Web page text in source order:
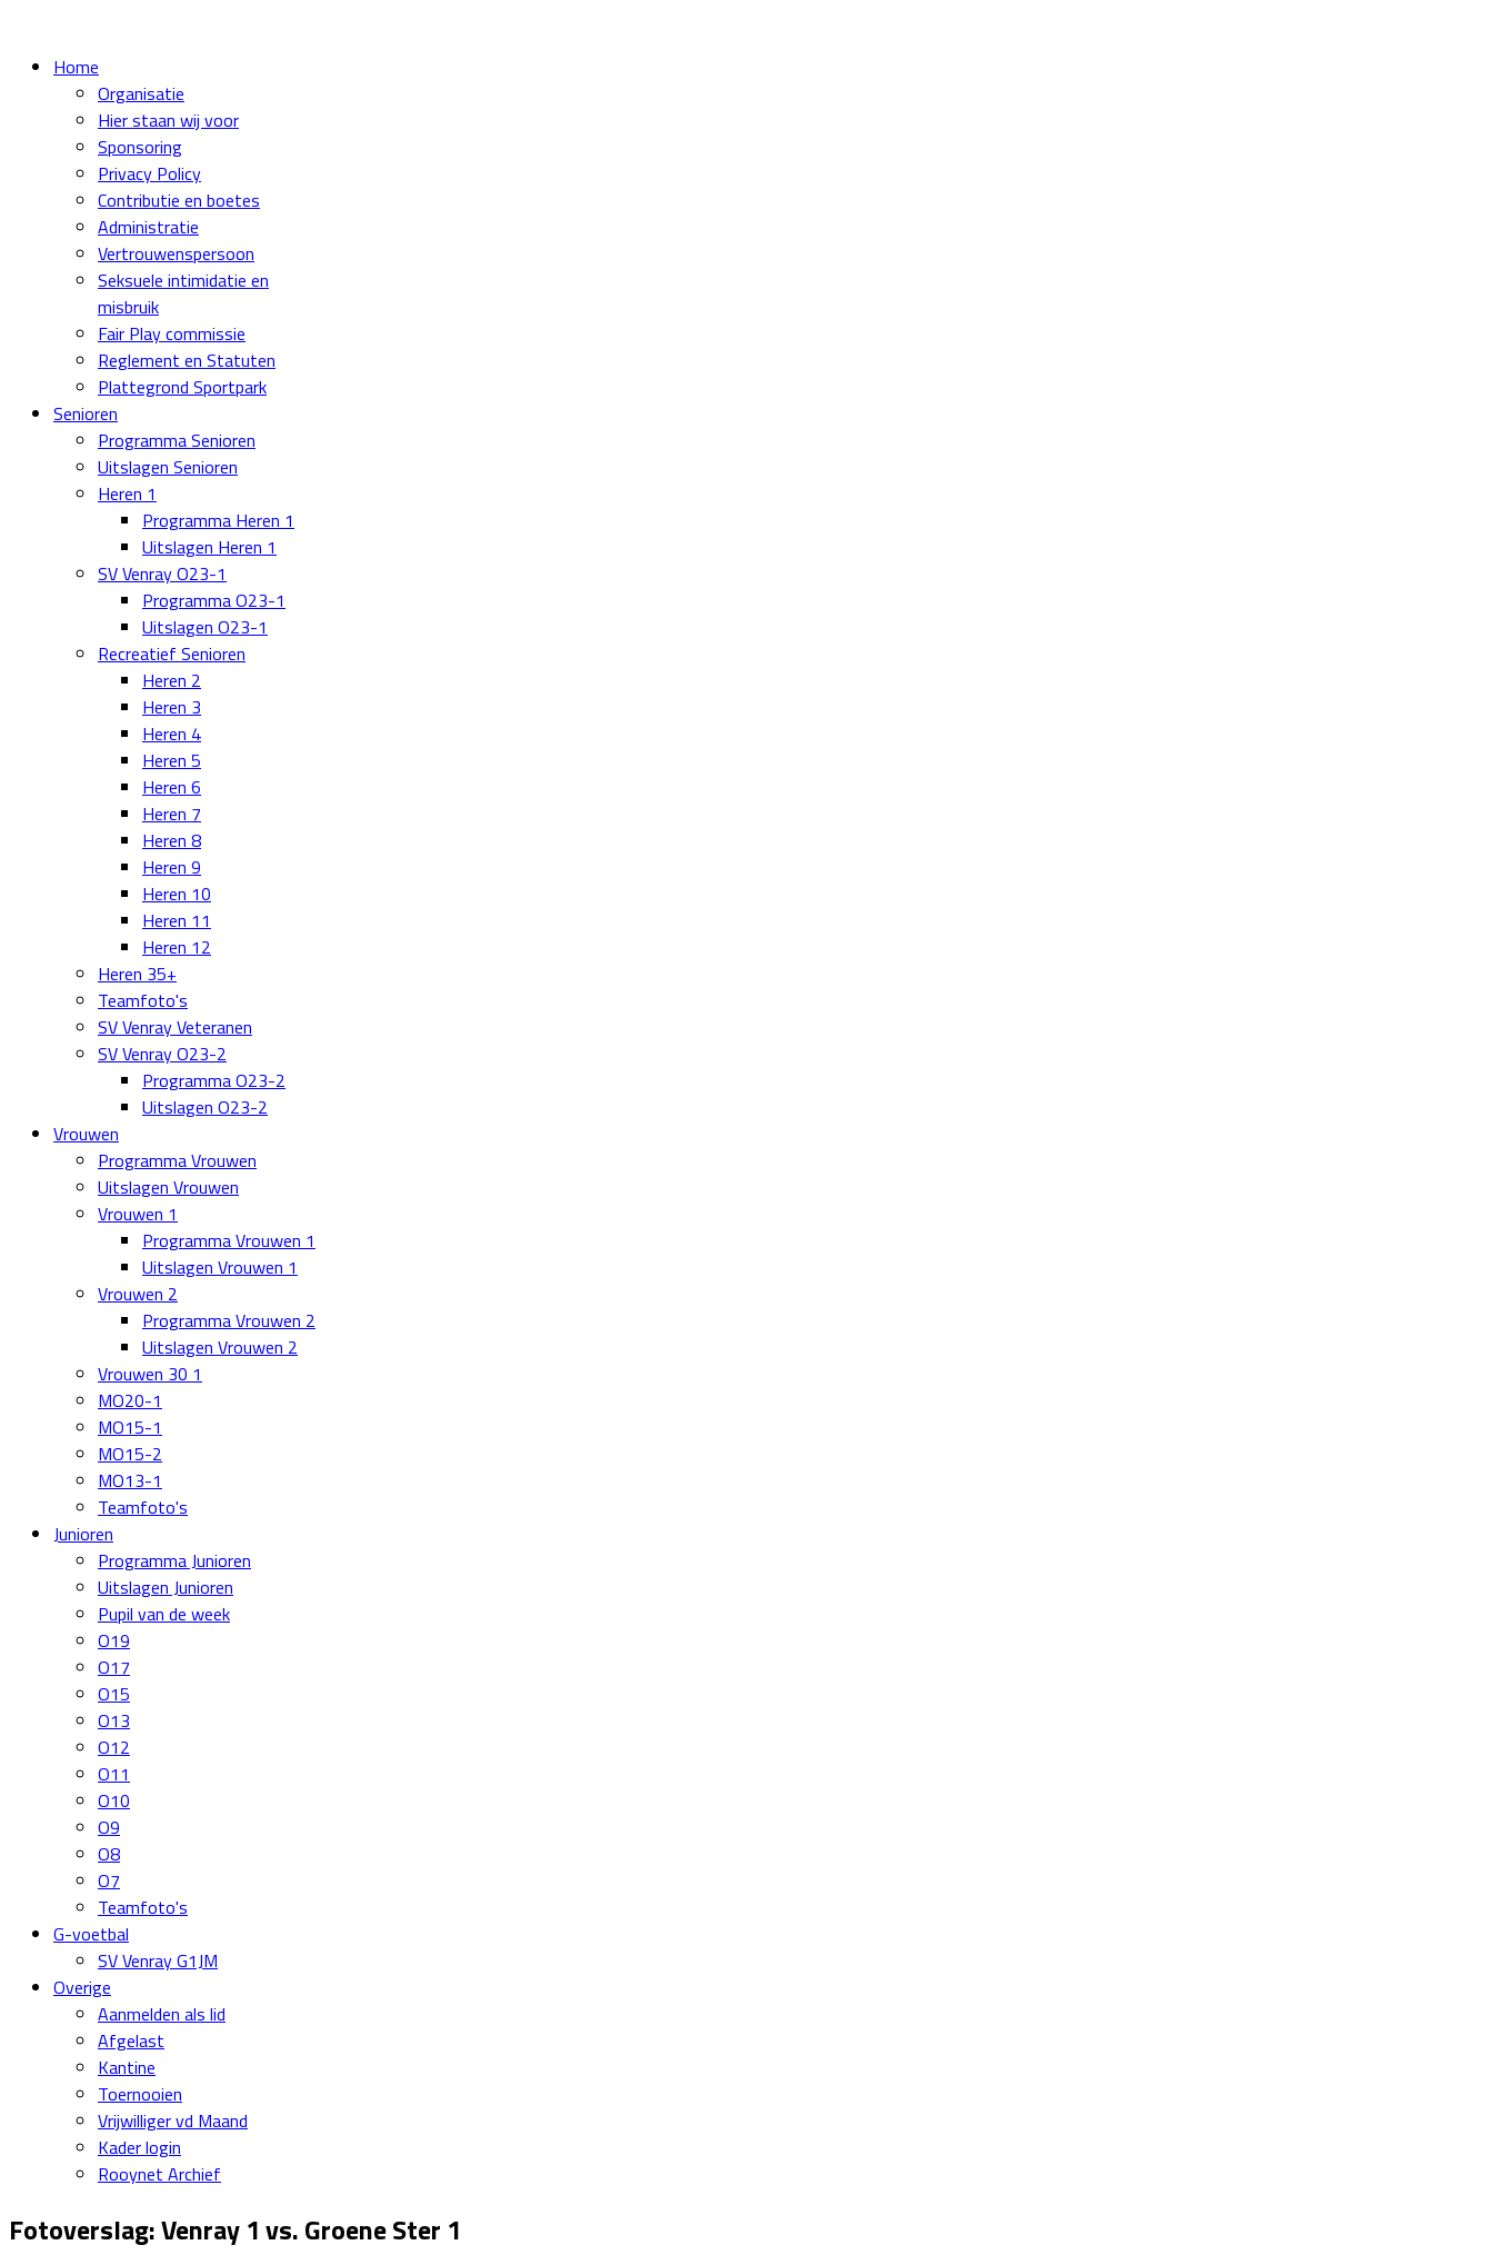
Home
Organisatie
Hier staan wij voor
Sponsoring
Privacy Policy
Contributie en boetes
Administratie
Vertrouwenspersoon
Seksuele intimidatie en
misbruik
Fair Play commissie
Reglement en Statuten
Plattegrond Sportpark
Senioren
Programma Senioren
Uitslagen Senioren
Heren 1
Programma Heren 1
Uitslagen Heren 1
SV Venray O23-1
Programma O23-1
Uitslagen O23-1
Recreatief Senioren
Heren 2
Heren 3
Heren 4
Heren 5
Heren 6
Heren 7
Heren 8
Heren 9
Heren 10
Heren 11
Heren 12
Heren 35+
Teamfoto's
SV Venray Veteranen
SV Venray O23-2
Programma O23-2
Uitslagen O23-2
Vrouwen
Programma Vrouwen
Uitslagen Vrouwen
Vrouwen 1
Programma Vrouwen 1
Uitslagen Vrouwen 1
Vrouwen 2
Programma Vrouwen 2
Uitslagen Vrouwen 2
Vrouwen 30 1
MO20-1
MO15-1
MO15-2
MO13-1
Teamfoto's
Junioren
Programma Junioren
Uitslagen Junioren
Pupil van de week
O19
O17
O15
O13
O12
O11
O10
O9
O8
O7
Teamfoto's
G-voetbal
SV Venray G1JM
Overige
Aanmelden als lid
Afgelast
Kantine
Toernooien
Vrijwilliger vd Maand
Kader login
Rooynet Archief
Fotoverslag: Venray 1 vs. Groene Ster 1